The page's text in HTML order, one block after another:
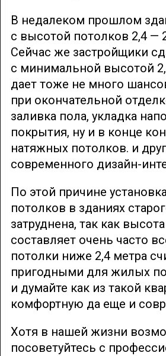
В недалеком прошлом
с высотой потолков 2,4 —
Сейчас же застройщики
с минимальной высотой
дает тоже не много
при окончательной
заливка пола, укладка
покрытия, ну и в конце
натяжных потолков. и
современного дизайн-
По этой причине
потолков в зданиях
затруднена, так как
составляет очень часто
потолки ниже 2,4 метра
пригодными для жилых
и думайте как из такой
комфортную да еще и
Хотя в нашей жизни
посоветуйтесь с